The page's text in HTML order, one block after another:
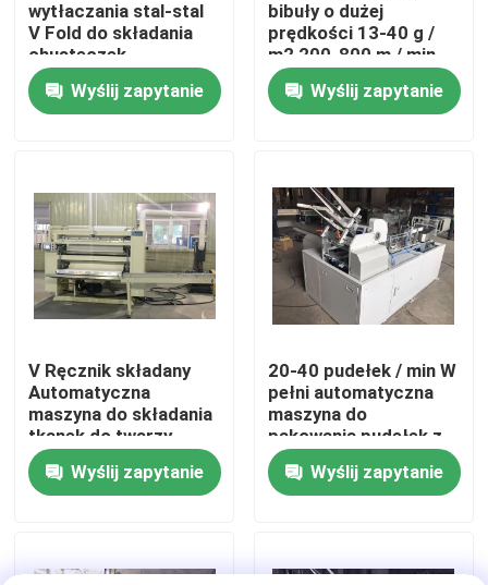
Produkty
O nas
Kontrola jakości
Skontaktuj się z nami
Nowości
Poproś o wycenę
Linia do produkcji bibuły
wytłaczania stal-stal
V Fold do składania
chusteczek
higienicznych z
automatycznym
transferem
Wyślij zapytanie
bibuły o dużej
prędkości 13-40 g /
m2 200-800 m / min
Wyślij zapytanie
V Ręcznik składany
Automatyczna
maszyna do składania
tkanek do twarzy
Opakowanie z miękkim
pudełkiemWyślij zapytanie
20-40 pudełek / min W
pełni automatyczna
maszyna do
pakowania pudełek z
dziennikiem kleju lub
piłą taśmową
Wyślij zapytanie